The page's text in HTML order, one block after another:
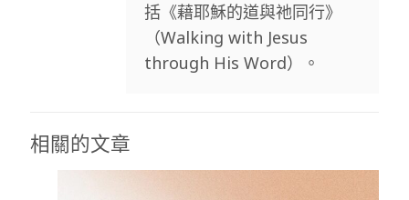
括《藉耶穌的道與祂同行》
（Walking with Jesus
through His Word）。
相關的文章